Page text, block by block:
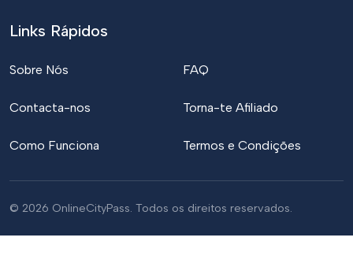
Links Rápidos
Sobre Nós
Contacta-nos
Como Funciona
FAQ
Torna-te Afiliado
Termos e Condições
© 2026 OnlineCityPass. Todos os direitos reservados.